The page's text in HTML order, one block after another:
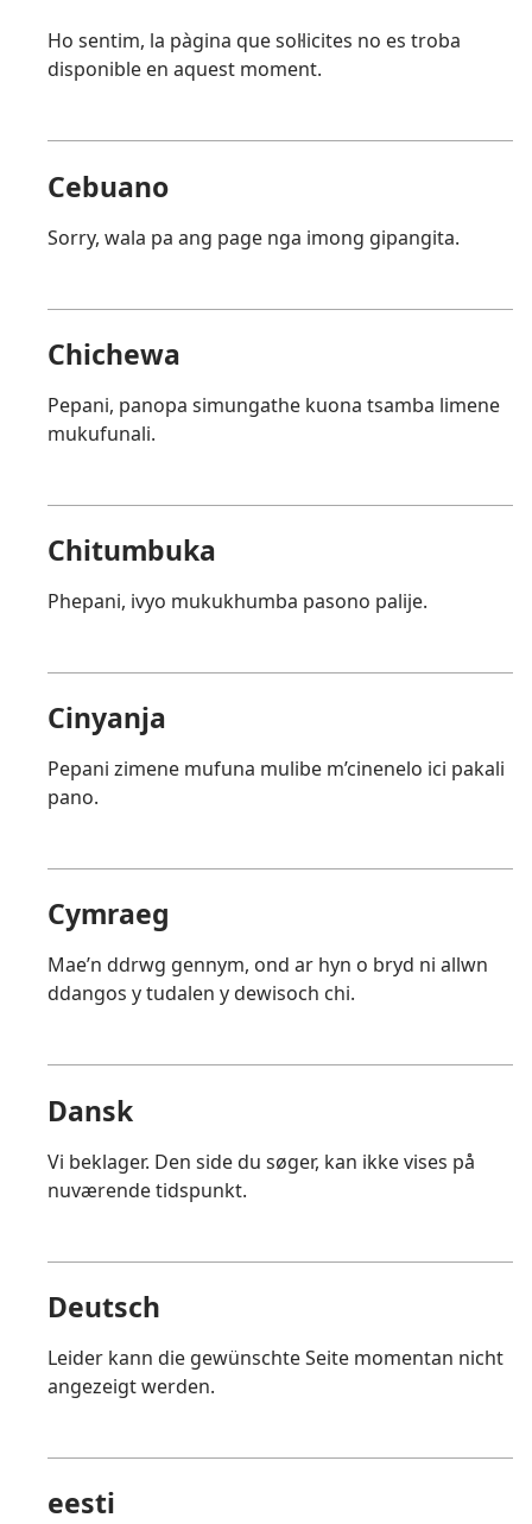
Ho sentim, la pàgina que sol·licites no es troba
disponible en aquest moment.
Cebuano
Sorry, wala pa ang page nga imong gipangita.
Chichewa
Pepani, panopa simungathe kuona tsamba limene
mukufunali.
Chitumbuka
Phepani, ivyo mukukhumba pasono palije.
Cinyanja
Pepani zimene mufuna mulibe m’cinenelo ici pakali
pano.
Cymraeg
Mae’n ddrwg gennym, ond ar hyn o bryd ni allwn
ddangos y tudalen y dewisoch chi.
Dansk
Vi beklager. Den side du søger, kan ikke vises på
nuværende tidspunkt.
Deutsch
Leider kann die gewünschte Seite momentan nicht
angezeigt werden.
eesti